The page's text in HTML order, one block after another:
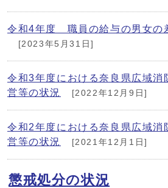
令和4年度 職員の給与の男女の
[2023年5月31日]
令和3年度における奈良県広域消
営等の状況
[2022年12月9日]
令和2年度における奈良県広域消
営等の状況
[2021年12月1日]
懲戒処分の状況